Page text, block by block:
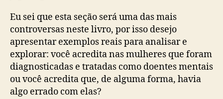
Eu sei que esta seção será uma das mais
controversas neste livro, por isso desejo
apresentar exemplos reais para analisar e
explorar: você acredita nas mulheres que foram
diagnosticadas e tratadas como doentes mentais
ou você acredita que, de alguma forma, havia
algo errado com elas?